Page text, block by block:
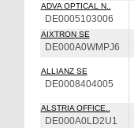
ADVA OPTICAL N..
DE0005103006
AIXTRON SE
DE000A0WMPJ6
ALLIANZ SE
DE0008404005
ALSTRIA OFFICE..
DE000A0LD2U1